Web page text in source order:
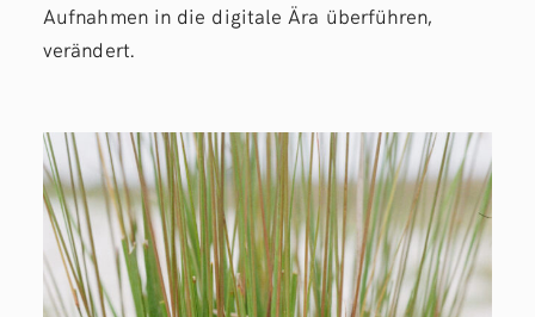
Aufnahmen in die digitale Ära überführen,
verändert.